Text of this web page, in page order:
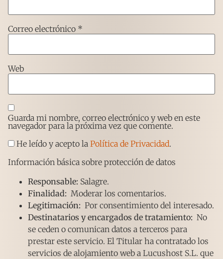
Correo electrónico *
Web
Guarda mi nombre, correo electrónico y web en este
navegador para la próxima vez que comente.
He leído y acepto la Política de Privacidad.
Información básica sobre protección de datos
Responsable: Salagre.
Finalidad: Moderar los comentarios.
Legitimación: Por consentimiento del interesado.
Destinatarios y encargados de tratamiento: No
se ceden o comunican datos a terceros para
prestar este servicio. El Titular ha contratado los
servicios de alojamiento web a Lucushost S.L. que